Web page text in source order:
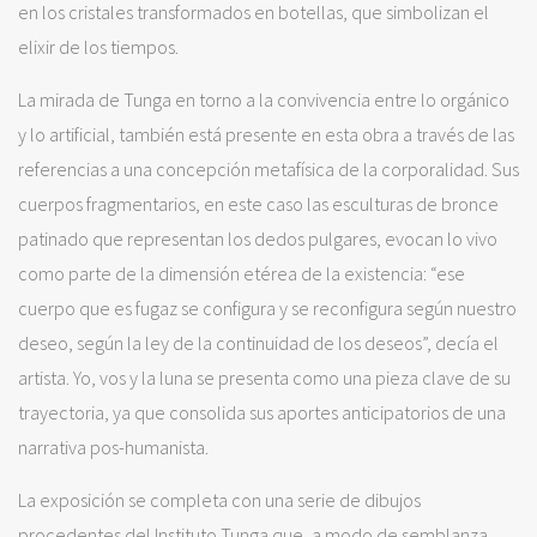
en los cristales transformados en botellas, que simbolizan el
elixir de los tiempos.
La mirada de Tunga en torno a la convivencia entre lo orgánico
y lo artificial, también está presente en esta obra a través de las
referencias a una concepción metafísica de la corporalidad. Sus
cuerpos fragmentarios, en este caso las esculturas de bronce
patinado que representan los dedos pulgares, evocan lo vivo
como parte de la dimensión etérea de la existencia: “ese
cuerpo que es fugaz se configura y se reconfigura según nuestro
deseo, según la ley de la continuidad de los deseos”, decía el
artista. Yo, vos y la luna se presenta como una pieza clave de su
trayectoria, ya que consolida sus aportes anticipatorios de una
narrativa pos-humanista.
La exposición se completa con una serie de dibujos